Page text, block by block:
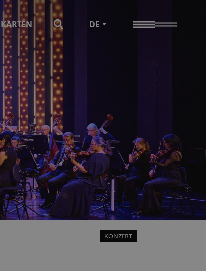
KARTEN DE
KONZERT